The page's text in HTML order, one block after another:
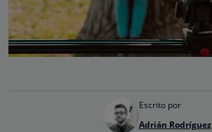
Escrito por
Adrián Rodríguez